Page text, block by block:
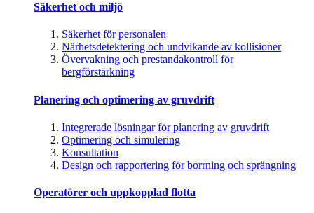
Säkerhet och miljö
Säkerhet för personalen
Närhetsdetektering och undvikande av kollisioner
Övervakning och prestandakontroll för
bergförstärkning
Planering och optimering av gruvdrift
Integrerade lösningar för planering av gruvdrift
Optimering och simulering
Konsultation
Design och rapportering för borrning och sprängning
Operatörer och uppkopplad flotta